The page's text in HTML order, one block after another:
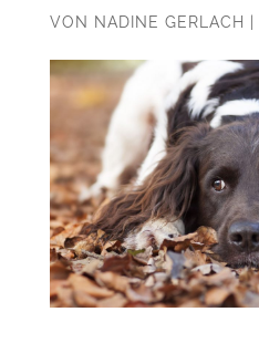
VON NADINE GERLACH